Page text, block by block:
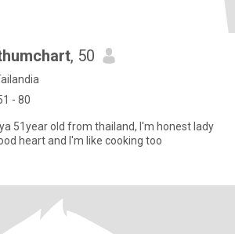
, 50
- 80
51year old from thailand, I'm honest lady
heart and I'm like cooking too